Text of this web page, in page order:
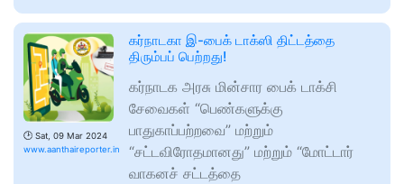
🕑 Sat, 09 Mar 2024
www.aanthaireporter.in
கர்நாடகா இ-பைக் டாக்ஸி திட்டத்தை
திரும்பப் பெற்றது!
கர்நாடக அரசு மின்சார பைக் டாக்சி
சேவைகள் “பெண்களுக்கு
பாதுகாப்பற்றவை” மற்றும்
“சட்டவிரோதமானது” மற்றும் “மோட்டார்
வாகனச் சட்டத்தை